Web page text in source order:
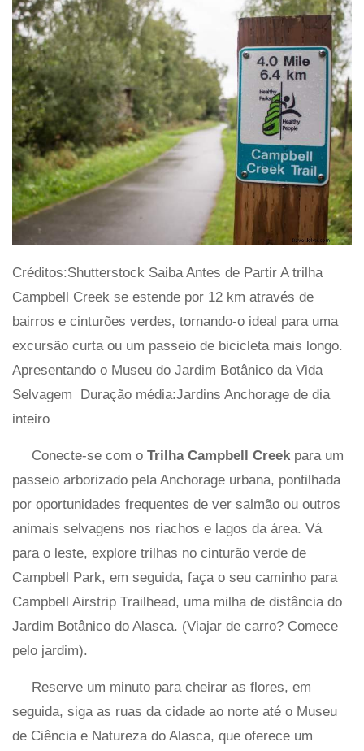
Créditos:Shutterstock Saiba Antes de Partir A trilha
Campbell Creek se estende por 12 km através de
bairros e cinturões verdes, tornando-o ideal para uma
excursão curta ou um passeio de bicicleta mais longo.
Apresentando o Museu do Jardim Botânico da Vida
Selvagem
Duração média:Jardins Anchorage de dia
inteiro
Conecte-se com o Trilha Campbell Creek para um
passeio arborizado pela Anchorage urbana, pontilhada
por oportunidades frequentes de ver salmão ou outros
animais selvagens nos riachos e lagos da área. Vá
para o leste, explore trilhas no cinturão verde de
Campbell Park, em seguida, faça o seu caminho para
Campbell Airstrip Trailhead, uma milha de distância do
Jardim Botânico do Alasca. (Viajar de carro? Comece
pelo jardim).
Reserve um minuto para cheirar as flores, em
seguida, siga as ruas da cidade ao norte até o Museu
de Ciência e Natureza do Alasca, que oferece um